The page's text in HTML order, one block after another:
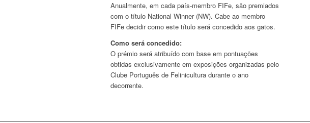
Anualmente, em cada país-membro FIFe, são premiados
com o título National Winner (NW). Cabe ao membro
FIFe decidir como este título será concedido aos gatos.
Como será concedido:
O prémio será atribuído com base em pontuações
obtidas exclusivamente em exposições organizadas pelo
Clube Português de Felinicultura durante o ano
decorrente.